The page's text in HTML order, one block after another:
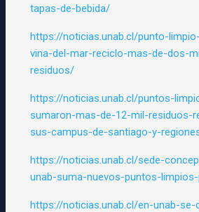
tapas-de-bebida/
https://noticias.unab.cl/punto-
vina-del-mar-reciclo-mas-de-dos-
residuos/
https://noticias.unab.cl/puntos-
sumaron-mas-de-12-mil-residuos-
sus-campus-de-santiago-y-
https://noticias.unab.cl/sede-
unab-suma-nuevos-puntos-
https://noticias.unab.cl/en-unab-